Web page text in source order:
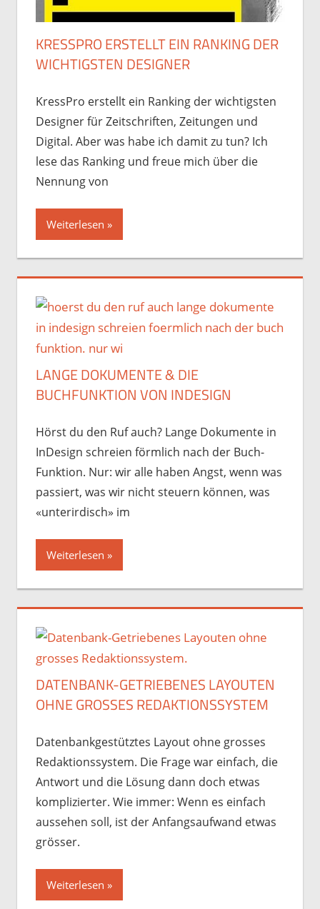
KRESSPRO ERSTELLT EIN RANKING DER
WICHTIGSTEN DESIGNER
KressPro erstellt ein Ranking der wichtigsten
Designer für Zeitschriften, Zeitungen und
Digital. Aber was habe ich damit zu tun? Ich
lese das Ranking und freue mich über die
Nennung von
Weiterlesen
LANGE DOKUMENTE & DIE
BUCHFUNKTION VON INDESIGN
Hörst du den Ruf auch? Lange Dokumente in
InDesign schreien förmlich nach der Buch-
Funktion. Nur: wir alle haben Angst, wenn was
passiert, was wir nicht steuern können, was
«unterirdisch» im
Weiterlesen
DATENBANK-GETRIEBENES LAYOUTEN
OHNE GROSSES REDAKTIONSSYSTEM
Datenbankgestütztes Layout ohne grosses
Redaktionssystem. Die Frage war einfach, die
Antwort und die Lösung dann doch etwas
komplizierter. Wie immer: Wenn es einfach
aussehen soll, ist der Anfangsaufwand etwas
grösser.
Weiterlesen